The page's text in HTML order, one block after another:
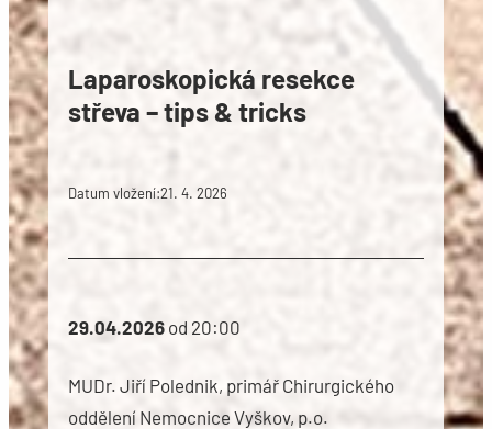
Laparoskopická resekce
střeva – tips & tricks
Datum vložení:21. 4. 2026
29.04.2026od 20:00
MUDr. Jiří Polednik, primář Chirurgického
oddělení Nemocnice Vyškov, p.o.